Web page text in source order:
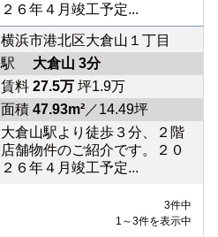
２６年４月竣工予定...
横浜市港北区大倉山１丁目
駅 大倉山 3分
賃料 27.5万坪1.9万
面積 47.93m²／14.49坪
大倉山駅より徒歩３分、２階
店舗物件のご紹介です。２０
２６年４月竣工予定...
3件中
1～3件を表示中